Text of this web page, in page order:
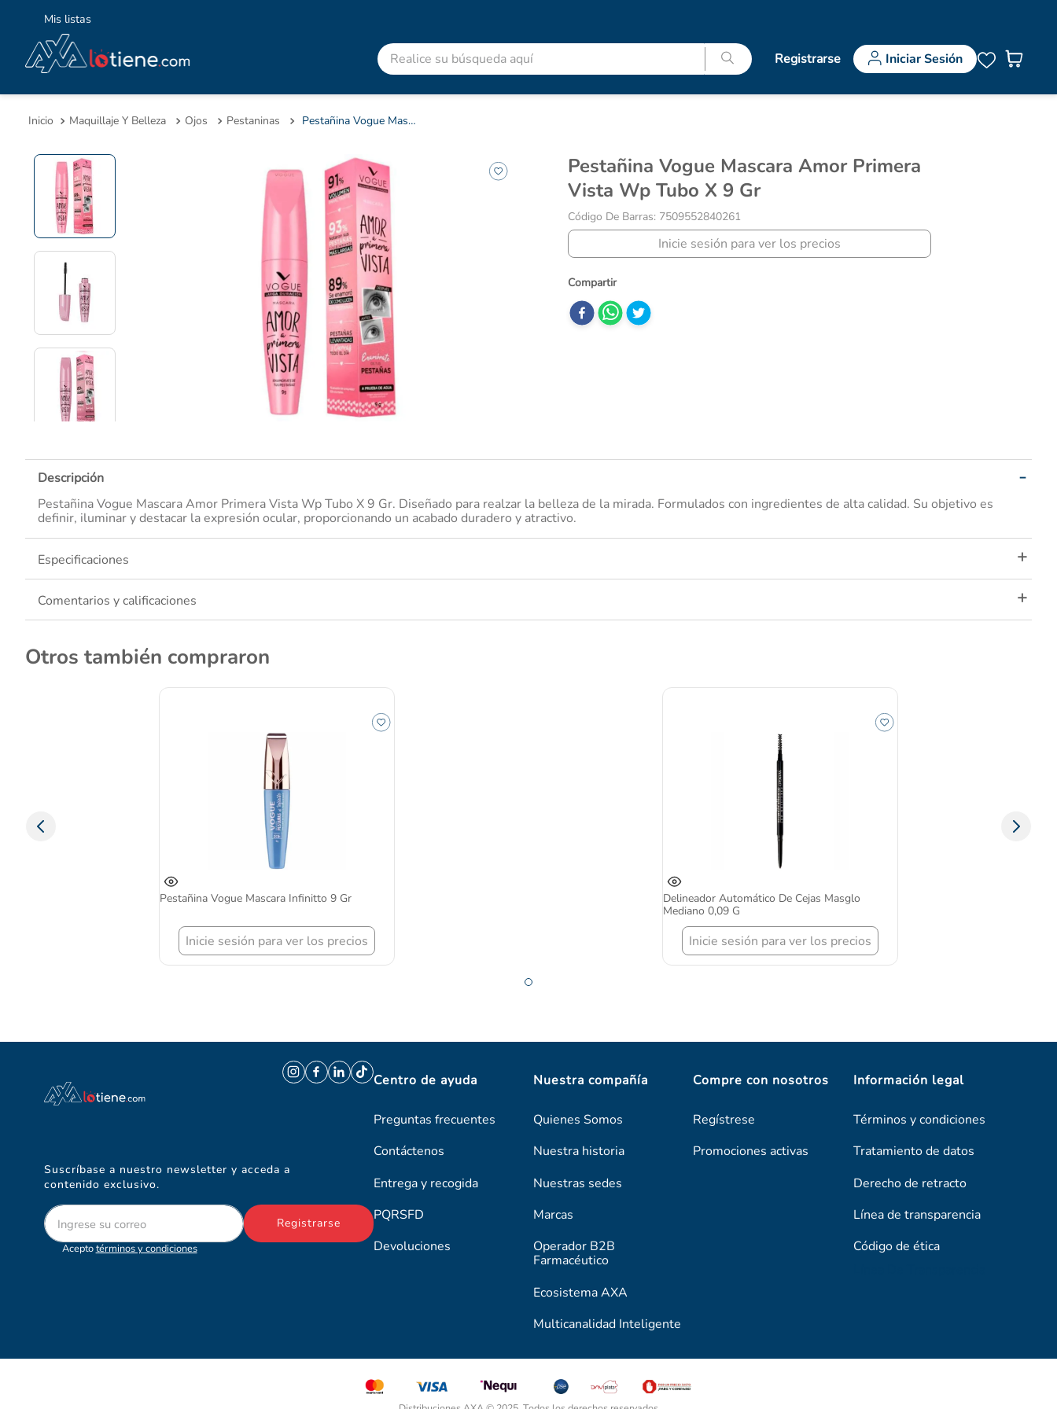
Mis listas
Realice su búsqueda aquí
Registrarse Iniciar Sesión
Maquillaje Y Belleza Ojos Pestaninas Pestañina Vogue Mascara Amor Primera Vista Wp Tubo X 9 Gr
Pestañina Vogue Mascara Amor Primera
Vista Wp Tubo X 9 Gr
Código De Barras: 7509552840261
Inicie sesión para ver los precios
Descripción
Pestañina Vogue Mascara Amor Primera Vista Wp Tubo X 9 Gr. Diseñado para realzar la belleza de la mirada. Formulados con ingredientes de alta calidad. Su objetivo es
definir, iluminar y destacar la expresión ocular, proporcionando un acabado duradero y atractivo.
Especificaciones
Comentarios y calificaciones
Otros también compraron
Pestañina Vogue Mascara Infinitto 9 Gr
Inicie sesión para ver los precios
Delineador Automático De Cejas Masglo
Mediano 0,09 G
Inicie sesión para ver los precios
Suscríbase a nuestro newsletter y acceda a
contenido exclusivo.
Aceptotérminos y condiciones
Registrarse
Centro de ayuda
Preguntas frecuentes
Contáctenos
Entrega y recogida
PQRSFD
Devoluciones
Nuestra compañía
Quienes Somos
Nuestra historia
Nuestras sedes
Marcas
Operador B2B
Farmacéutico
Ecosistema AXA
Multicanalidad Inteligente
Compre con nosotros
Regístrese
Promociones activas
Información legal
Términos y condiciones
Tratamiento de datos
Derecho de retracto
Línea de transparencia
Código de ética
advitabs
3
acetaminofen
4.
colgate
5.
shampoo
6.
desodorante
7.
8.
dolex
9.
clotrimazol
10. ibuprofeno